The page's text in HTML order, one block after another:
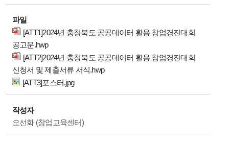
파일
[ATT1]2024년 충청북도 공공데이터 활용 창업경진대회
공고문.hwp
[ATT2]2024년 충청북도 공공데이터 활용 창업경진대회
신청서 및 제출서류 서식.hwp
[ATT3]포스터.jpg
작성자
오선화 (창업교육센터)